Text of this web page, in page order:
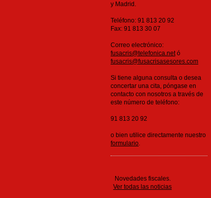
y Madrid.
Teléfono: 91 813 20 92
Fax: 91 813 30 07
Correo electrónico:
fusacris@telefonica.netó
fusacris@fusacrisasesores.com
Si tiene alguna consulta o desea
concertar una cita, póngase en
contacto con nosotros a través de
este número de teléfono:
91 813 20 92
o bien utilice directamente nuestro
formulario.
Novedades fiscales.
Ver todas las noticias